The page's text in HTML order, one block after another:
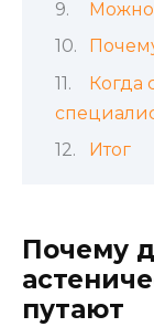
Можно
Когда
Итог
Почему
путают